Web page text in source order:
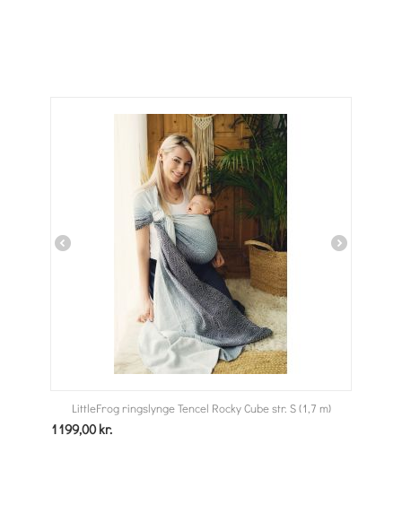
LittleFrog ringslynge Tencel Rocky Cube str. S (1,7 m)
1199,00 kr.